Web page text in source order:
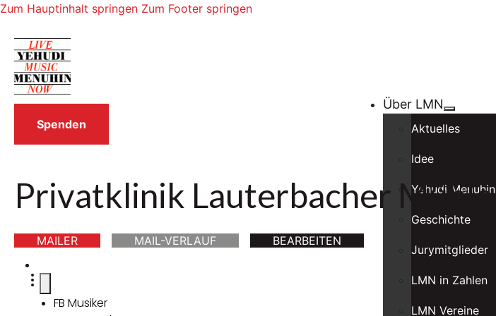
Zum Hauptinhalt springen Zum Footer springen
Über LMN
Aktuelles
Idee
Yehudi Menuhin
Geschichte
Jurymitglieder
LMN in Zahlen
LMN Vereine
Spenden
Privatklinik Lauterbacher Mühle
MAILER MAIL-VERLAUF BEARBEITEN
FB Musiker